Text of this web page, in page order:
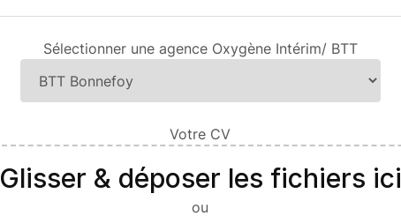
Sélectionner une agence Oxygène Intérim/ BTT
Votre CV
Glisser & déposer les fichiers ici
ou